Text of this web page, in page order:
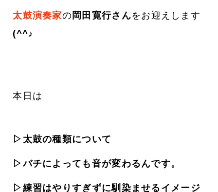
太鼓演奏家の岡田寛行さんをお迎えします
(^^♪
本日は
▷太鼓の種類について
▷バチによっても音が変わるんです。
▷練習はやりすぎずに馴染ませるイメージ